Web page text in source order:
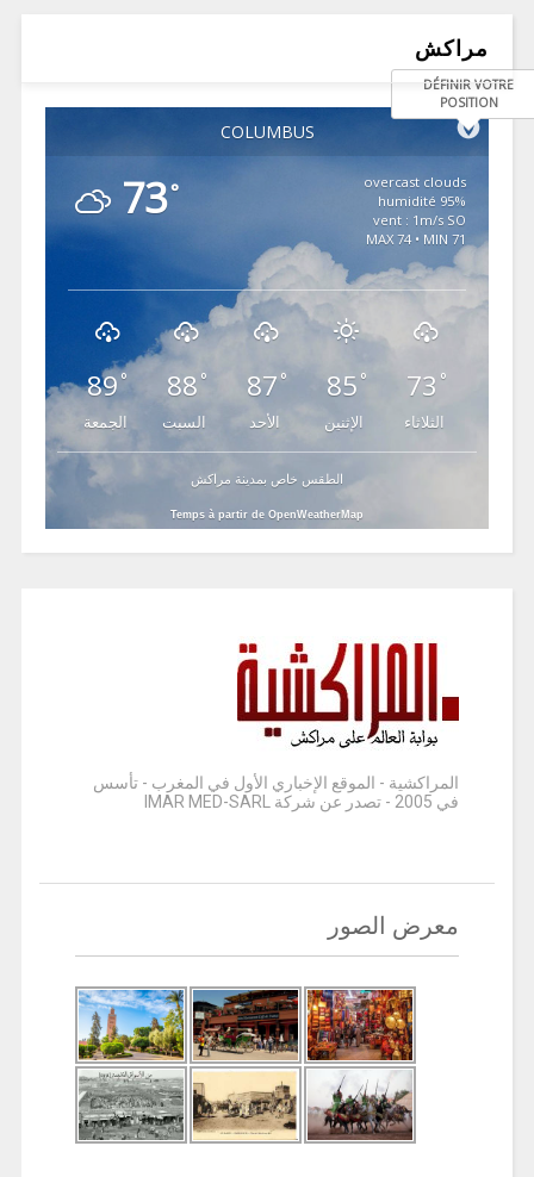
مراكش
COLUMBUS
DÉFINIR VOTRE
POSITION
73°
overcast clouds
95% humidité
vent : 1m/s SO
MAX 74 • MIN 71
89°
الجمعة
88 °
السبت
87°
الأحد
85 °
الإثنين
73 °
الثلاثاء
الطقس خاص بمدينة مراكش
Temps à partir de OpenWeatherMap
المراكشية - الموقع الإخباري الأول في المغرب - تأسس
في 2005 - تصدر عن شركة IMAR MED-SARL
معرض الصور